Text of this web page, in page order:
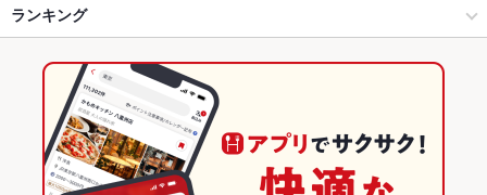
神戸 × 洋・和洋・各国料理・その他
三宮駅 × 居酒屋
三宮駅 × 洋・和洋・各国料理・その他
ダイニングバー・バル
三宮 × 洋・和洋・各国料理・その他
三宮 × ダイニングバー・バル
三宮 × 洋・和洋・各国料理・その他
三宮駅
からあげ 焼きそば
ランキング
兵庫のグルメランキング
兵庫の居酒屋ランキング
神戸のグルメランキング